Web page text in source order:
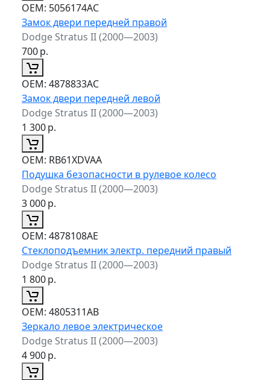
ОЕМ: 5056174AC
Замок двери передней правой
Dodge Stratus II (2000—2003)
700р.
ОЕМ: 4878833AC
Замок двери передней левой
Dodge Stratus II (2000—2003)
1 300р.
ОЕМ: RB61XDVAA
Подушка безопасности в рулевое колесо
Dodge Stratus II (2000—2003)
3 000р.
ОЕМ: 4878108AE
Стеклоподъемник электр. передний правый
Dodge Stratus II (2000—2003)
1 800р.
ОЕМ: 4805311AB
Зеркало левое электрическое
Dodge Stratus II (2000—2003)
4 900р.